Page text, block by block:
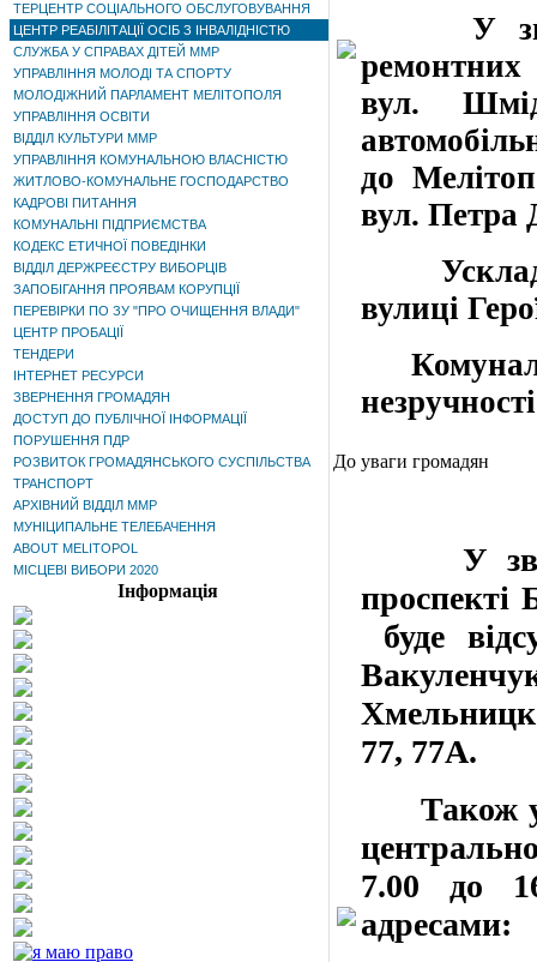
ТЕРЦЕНТР СОЦІАЛЬНОГО ОБСЛУГОВУВАННЯ
ЦЕНТР РЕАБІЛІТАЦІЇ ОСІБ З ІНВАЛІДНІСТЮ
СЛУЖБА У СПРАВАХ ДІТЕЙ ММР
УПРАВЛІННЯ МОЛОДІ ТА СПОРТУ
МОЛОДІЖНИЙ ПАРЛАМЕНТ МЕЛІТОПОЛЯ
УПРАВЛІННЯ ОСВІТИ
ВІДДІЛ КУЛЬТУРИ ММР
УПРАВЛІННЯ КОМУНАЛЬНОЮ ВЛАСНІСТЮ
ЖИТЛОВО-КОМУНАЛЬНЕ ГОСПОДАРСТВО
КАДРОВІ ПИТАННЯ
КОМУНАЛЬНІ ПІДПРИЄМСТВА
КОДЕКС ЕТИЧНОЇ ПОВЕДІНКИ
ВІДДІЛ ДЕРЖРЕЄСТРУ ВИБОРЦІВ
ЗАПОБІГАННЯ ПРОЯВАМ КОРУПЦІЇ
ПЕРЕВІРКИ ПО ЗУ "ПРО ОЧИЩЕННЯ ВЛАДИ"
ЦЕНТР ПРОБАЦІЇ
ТЕНДЕРИ
ІНТЕРНЕТ РЕСУРСИ
ЗВЕРНЕННЯ ГРОМАДЯН
ДОСТУП ДО ПУБЛІЧНОЇ ІНФОРМАЦІЇ
ПОРУШЕННЯ ПДР
РОЗВИТОК ГРОМАДЯНСЬКОГО СУСПІЛЬСТВА
ТРАНСПОРТ
АРХІВНИЙ ВІДДІЛ ММР
МУНІЦИПАЛЬНЕ ТЕЛЕБАЧЕННЯ
ABOUT MELITOPOL
МІСЦЕВІ ВИБОРИ 2020
Інформація
У
ремонтних
вул.
до
вул. Петра
вулиці
До уваги громадян
У
проспекті
буде
77, 77А.
Також
7.00 до
адресами: